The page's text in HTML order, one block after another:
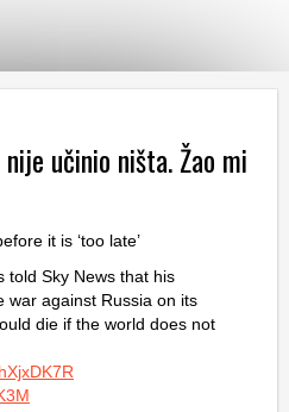
učinio ništa. Žao mi
it is ‘too late’
told Sky News that his
war against Russia on its
die if the world does not